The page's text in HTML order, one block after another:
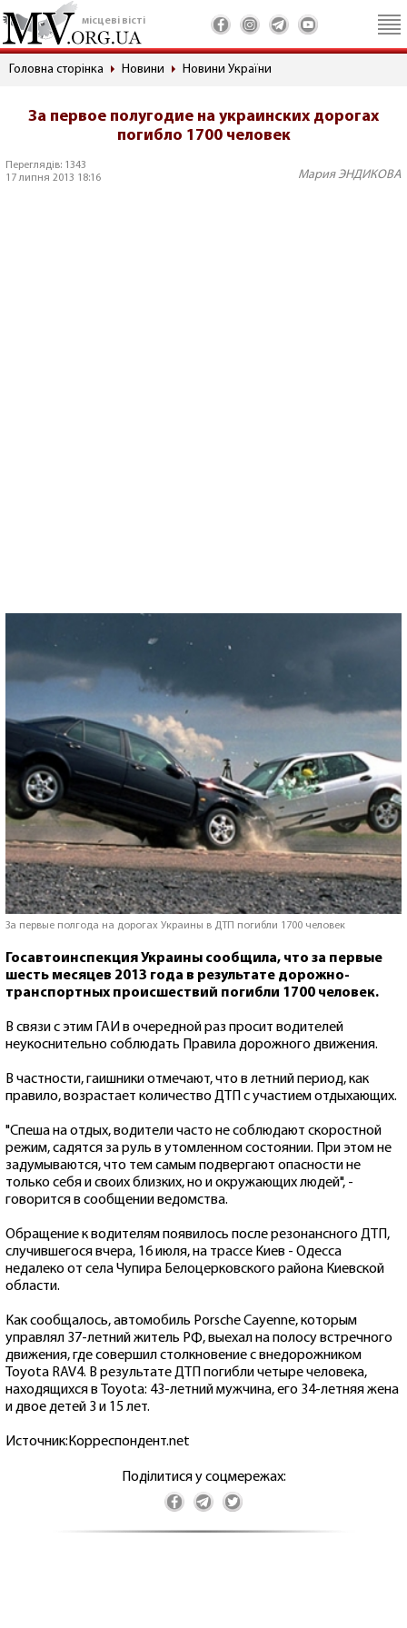
місцеві вісті
Головна сторінка Новини Новини України
За первое полугодие на украинских дорогах
погибло 1700 человек
Переглядів: 1343
17 липня 2013 18:16
Мария ЭНДИКОВА
За первые полгода на дорогах Украины в ДТП погибли 1700 человек
Госавтоинспекция Украины сообщила, что за первые
шесть месяцев 2013 года в результате дорожно-
транспортных происшествий погибли 1700 человек.
В связи с этим ГАИ в очередной раз просит водителей
неукоснительно соблюдать Правила дорожного движения.
В частности, гаишники отмечают, что в летний период, как
правило, возрастает количество ДТП с участием отдыхающих.
"Спеша на отдых, водители часто не соблюдают скоростной
режим, садятся за руль в утомленном состоянии. При этом не
задумываются, что тем самым подвергают опасности не
только себя и своих близких, но и окружающих людей", -
говорится в сообщении ведомства.
Обращение к водителям появилось после резонансного ДТП,
случившегося вчера, 16 июля, на трассе Киев - Одесса
недалеко от села Чупира Белоцерковского района Киевской
области.
Как сообщалось, автомобиль Porsche Cayenne, которым
управлял 37-летний житель РФ, выехал на полосу встречного
движения, где совершил столкновение с внедорожником
Toyota RAV4. В результате ДТП погибли четыре человека,
находящихся в Toyota: 43-летний мужчина, его 34-летняя жена
и двое детей 3 и 15 лет.
Источник:Корреспондент.net
Поділитися у соцмережах: